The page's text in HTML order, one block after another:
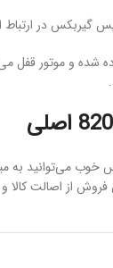
گیربکس در
و موتور قفل
می‌توانید به
فروش از اصالت